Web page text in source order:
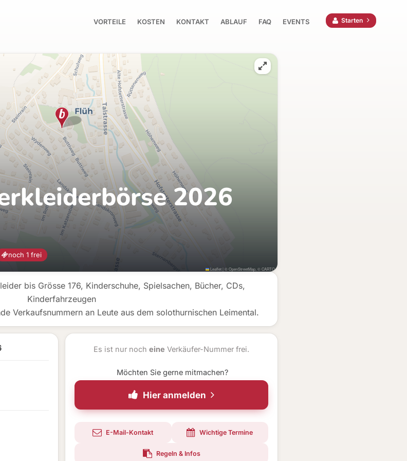
VORTEILE KOSTEN KONTAKT ABLAUF FAQ EVENTS Starten
bis Grösse 176, Kinderschuhe, Spielsachen, Bücher, CDs,
Kinderfahrzeugen
Verkaufsnummern an Leute aus dem solothurnischen Leimental.
Es ist nur noch eine Verkäufer-Nummer frei.
Möchten Sie gerne mitmachen?
Hier anmelden
E-Mail-Kontakt Wichtige Termine
Regeln & Infos
2026
noch 1 frei
Leaflet|©OpenStreetMap , ©CARTO